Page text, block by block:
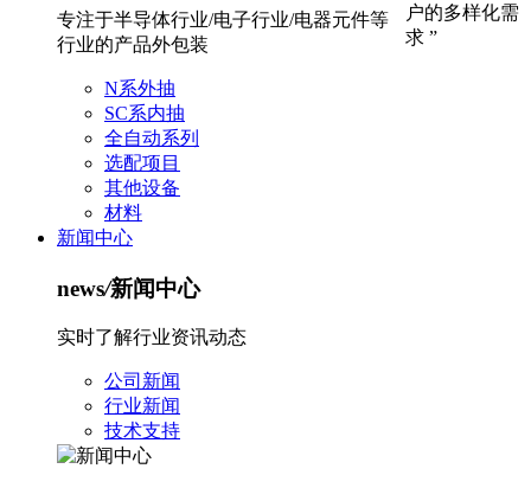
专注于半导体行业/电子行业/电器元件等
行业的产品外包装
N系外抽
SC系内抽
全自动系列
选配项目
其他设备
材料
户的多样化需
求 ”
新闻中心
news/新闻中心
实时了解行业资讯动态
公司新闻
行业新闻
技术支持